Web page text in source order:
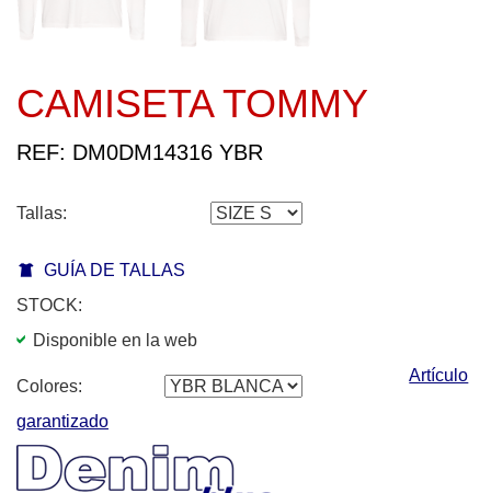
CAMISETA TOMMY
REF: DM0DM14316 YBR
Tallas:
GUÍA DE TALLAS
STOCK:
Disponible en la web
Colores:
Artículo
garantizado